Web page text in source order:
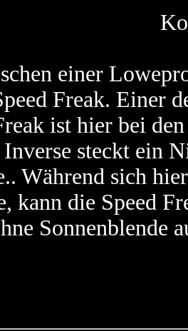
einer
Freak. Einer
ist hier bei
steckt ein
Während sich
kann die Speed
Sonnenblende